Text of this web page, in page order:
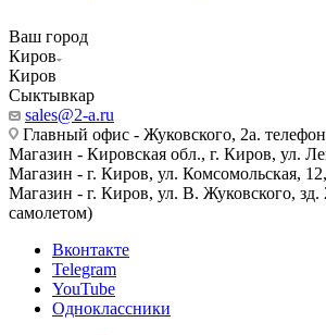
Ваш город
Киров
Киров
Сыктывкар
sales@2-a.ru
Главный офис - Жуковского, 2а.
Магазин - Кировская обл., г. Киров, ул.
Магазин - г. Киров, ул. Комсомольская,
Магазин - г. Киров, ул. В. Жуковского, зд.
самолетом)
Вконтакте
Telegram
YouTube
Одноклассники